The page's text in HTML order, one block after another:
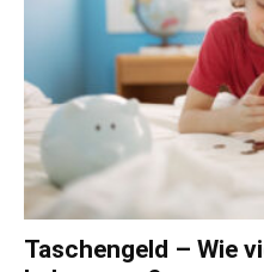
Taschengeld – Wie